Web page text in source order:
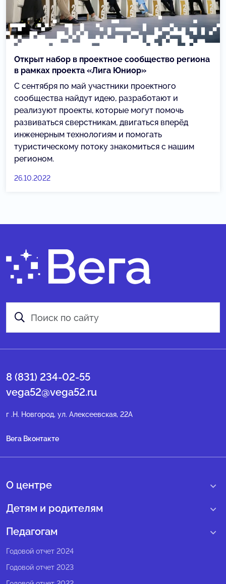
Открыт набор в проектное сообщество региона
в рамках проекта «Лига Юниор»
С сентября по май участники проектного
сообщества найдут идею, разработают и
реализуют проекты, которые могут помочь
развиваться сверстникам, двигаться вперёд
инженерным технологиям и помогать
туристическому потоку знакомиться с нашим
регионом.
26.10.2022
8 (831) 234-02-55
vega52@vega52.ru
г .Н. Новгород, ул. Алексеевская, 22А
Вега Вконтакте
О центре
О нас
Структура регионального центра
Педагогический состав
Попечительский совет
Детям и родителям
Учебные интенсивные сборы
Педагогам
Программы Веги
Программы Сириус
Годовой отчет 2024
Годовой отчет 2023